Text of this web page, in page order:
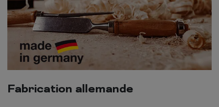
Fabrication allemande